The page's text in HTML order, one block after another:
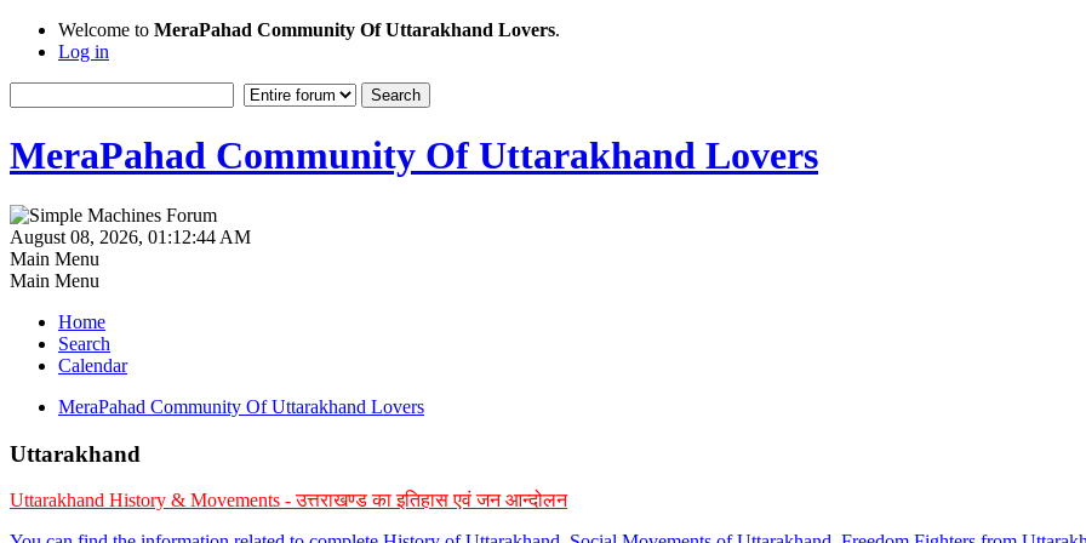
Welcome to MeraPahad Community Of Uttarakhand Lovers.
Log in
MeraPahad Community Of Uttarakhand Lovers
August 08, 2026, 01:12:44 AM
Main Menu
Main Menu
Home
Search
Calendar
MeraPahad Community Of Uttarakhand Lovers
Uttarakhand
Uttarakhand History & Movements - उत्तराखण्ड का इतिहास एवं जन आन्दोलन